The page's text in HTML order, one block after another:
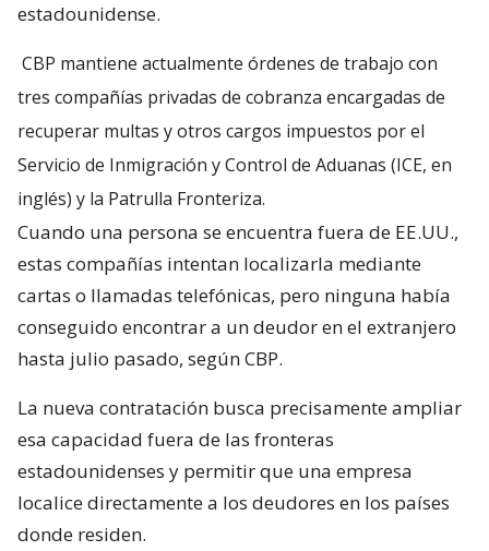
estadounidense.
CBP mantiene actualmente órdenes de trabajo con
tres compañías privadas de cobranza encargadas de
recuperar multas y otros cargos impuestos por el
Servicio de Inmigración y Control de Aduanas (ICE, en
inglés) y la Patrulla Fronteriza.
Cuando una persona se encuentra fuera de EE.UU.,
estas compañías intentan localizarla mediante
cartas o llamadas telefónicas, pero ninguna había
conseguido encontrar a un deudor en el extranjero
hasta julio pasado, según CBP.
La nueva contratación busca precisamente ampliar
esa capacidad fuera de las fronteras
estadounidenses y permitir que una empresa
localice directamente a los deudores en los países
donde residen.